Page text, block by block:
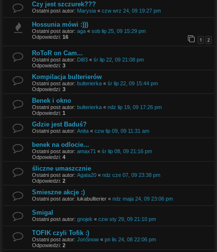
Czy jest szczurek???
Ostatni post autor: Marysia « czw wrz 24, 09 19:27 pm
Hossunia mówi :)))
Ostatni post autor: aga « sob lip 25, 09 15:29 pm
Odpowiedzi: 16 1 2
RoToR on Cam...
Ostatni post autor: Di83 « śr lip 22, 09 21:08 pm
Odpowiedzi: 3
Kompilacja bulterierów
Ostatni post autor: bulterierka « śr lip 22, 09 15:44 pm
Odpowiedzi: 3
Benek i okno
Ostatni post autor: bulterierka « ndz lip 19, 09 17:26 pm
Odpowiedzi: 1
Gdzie jest Baduś?
Ostatni post autor: Anita « czw lip 09, 09 11:31 am
benek na odlocie...
Ostatni post autor: amax71 « śr lip 08, 09 21:16 pm
Odpowiedzi: 4
śliczne umaszcznie
Ostatni post autor: Agata20 « ndz cze 07, 09 23:38 pm
Odpowiedzi: 2
Smieszne akcje :)
Ostatni post autor: lukabullterier « ndz maja 24, 09 23:06 pm
Smigal
Ostatni post autor: gnojek « czw sty 29, 09 21:10 pm
TOFIK czyli Tofik :)
Ostatni post autor: JonSnow « pn lis 24, 08 22:06 pm
Odpowiedzi: 2